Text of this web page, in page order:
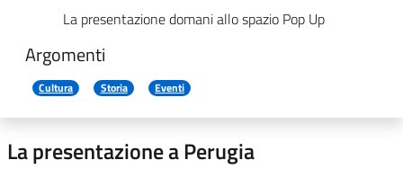
La presentazione domani allo spazio Pop Up
Argomenti
Cultura Storia Eventi
La presentazione a Perugia